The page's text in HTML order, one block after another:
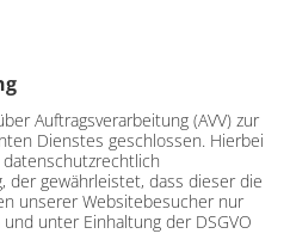
Auftragsverarbeitung (AVV) zur
Dienstes geschlossen. Hierbei
der gewährleistet, dass dieser die
unserer Websitebesucher nur
unter Einhaltung der DSGVO